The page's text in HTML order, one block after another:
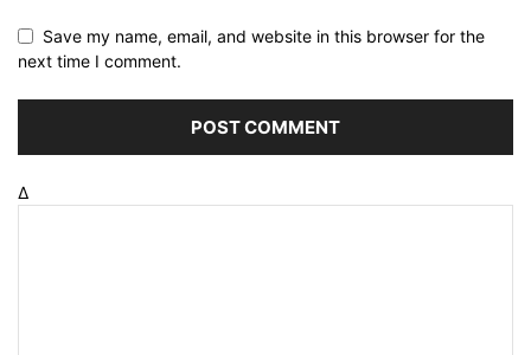
Save my name, email, and website in this browser for the
next time I comment.
Δ